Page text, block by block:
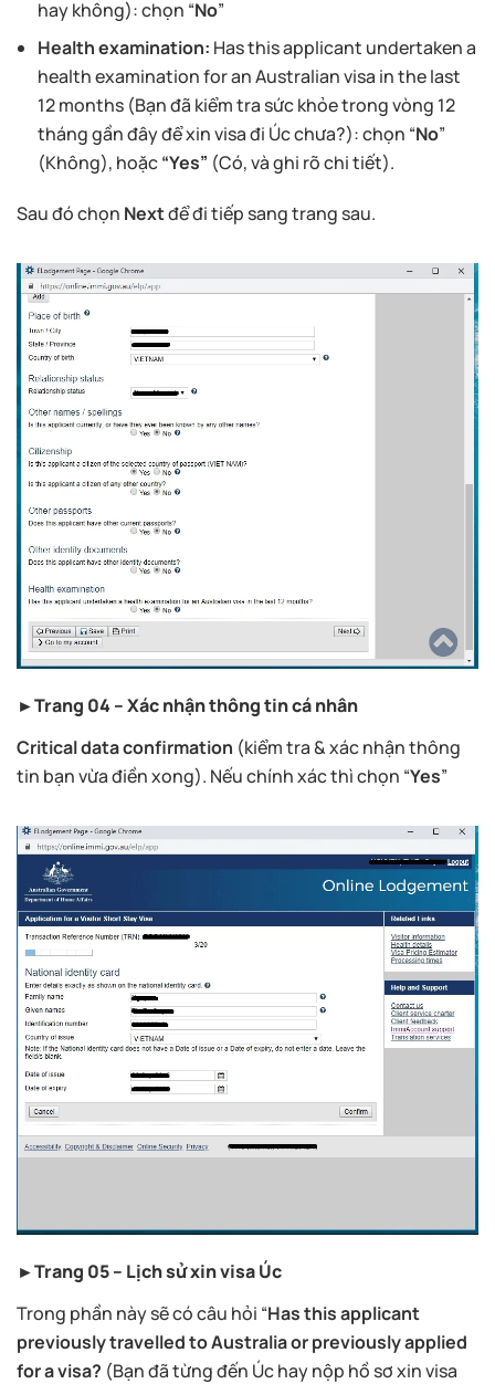
hay không): chọn “No”
Health examination: Has this applicant undertaken a
health examination for an Australian visa in the last
12 months (Bạn đã kiểm tra sức khỏe trong vòng 12
tháng gần đây để xin visa đi Úc chưa?): chọn “No”
(Không), hoặc“Yes” (Có, và ghi rõ chi tiết).
Sau đó chọn Nextđể đi tiếp sang trang sau.
►Trang 04 – Xác nhận thông tin cá nhân
Critical data confirmation (kiểm tra & xác nhận thông
tin bạn vừa điền xong). Nếu chính xác thì chọn “Yes”
►Trang 05 – Lịch sử xin visa Úc
Trong phần này sẽ có câu hỏi “Has this applicant
previously travelled to Australia or previously applied
for a visa? (Bạn đã từng đến Úc hay nộp hồ sơ xin visa